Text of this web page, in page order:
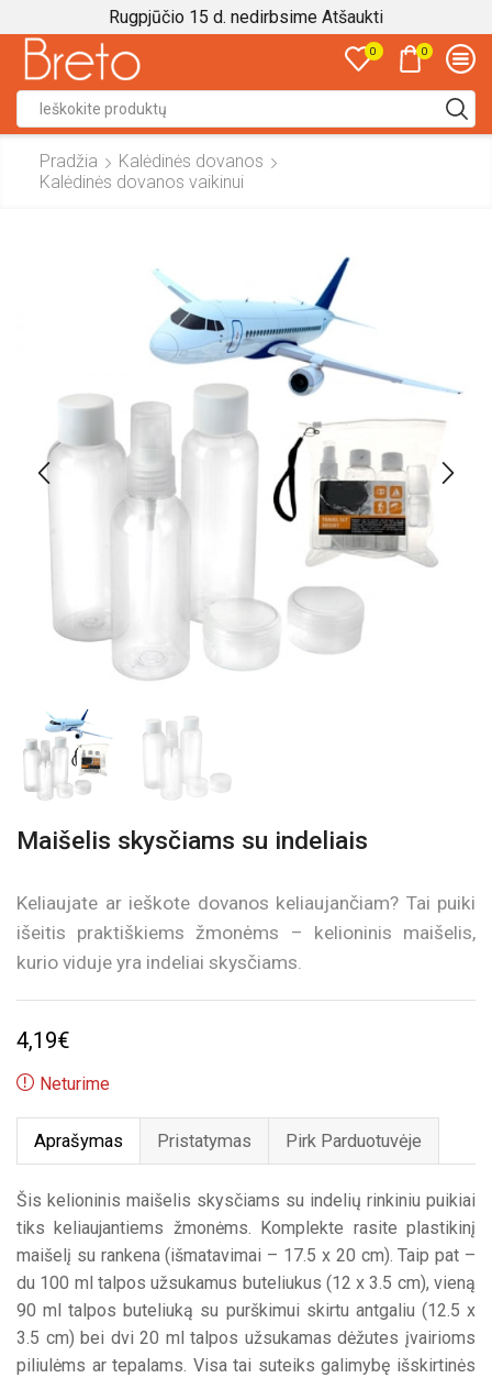
Rugpjūčio 15 d. nedirbsime Atšaukti
0 0
input
Pradžia
Kalėdinės dovanos
Kalėdinės dovanos vaikinui
Maišelis skysčiams su indeliais
Keliaujate ar ieškote dovanos keliaujančiam? Tai puiki
išeitis praktiškiems žmonėms – kelioninis maišelis,
kurio viduje yra indeliai skysčiams.
4,19€
Neturime
Aprašymas Pristatymas Pirk Parduotuvėje
Šis kelioninis maišelis skysčiams su indelių rinkiniu puikiai
tiks keliaujantiems žmonėms. Komplekte rasite plastikinį
maišelį su rankena (išmatavimai – 17.5 x 20 cm). Taip pat –
du 100 ml talpos užsukamus buteliukus (12 x 3.5 cm), vieną
90 ml talpos buteliuką su purškimui skirtu antgaliu (12.5 x
3.5 cm) bei dvi 20 ml talpos užsukamas dėžutes įvairioms
piliulėms ar tepalams. Visa tai suteiks galimybę išskirtinės